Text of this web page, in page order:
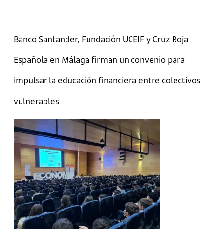
Banco Santander, Fundación UCEIF y Cruz Roja
Española en Málaga firman un convenio para
impulsar la educación financiera entre colectivos
vulnerables